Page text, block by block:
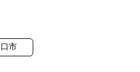
市